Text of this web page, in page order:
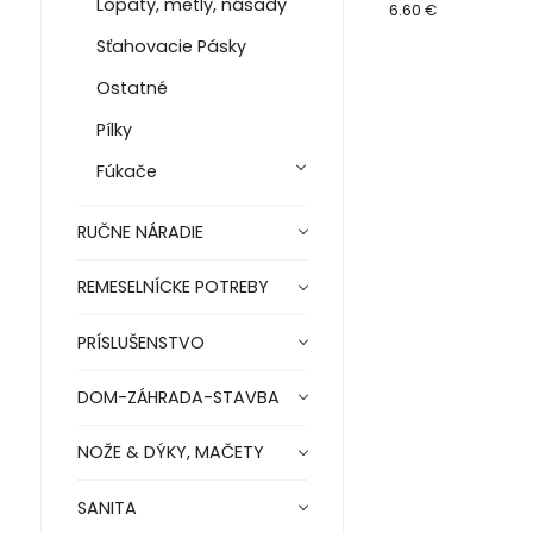
Sťahovacie Pásky
Ostatné
Pílky
Fúkače
RUČNE NÁRADIE
REMESELNÍCKE POTREBY
PRÍSLUŠENSTVO
DOM-ZÁHRADA-STAVBA
NOŽE & DÝKY, MAČETY
SANITA
8872115
6.60 €